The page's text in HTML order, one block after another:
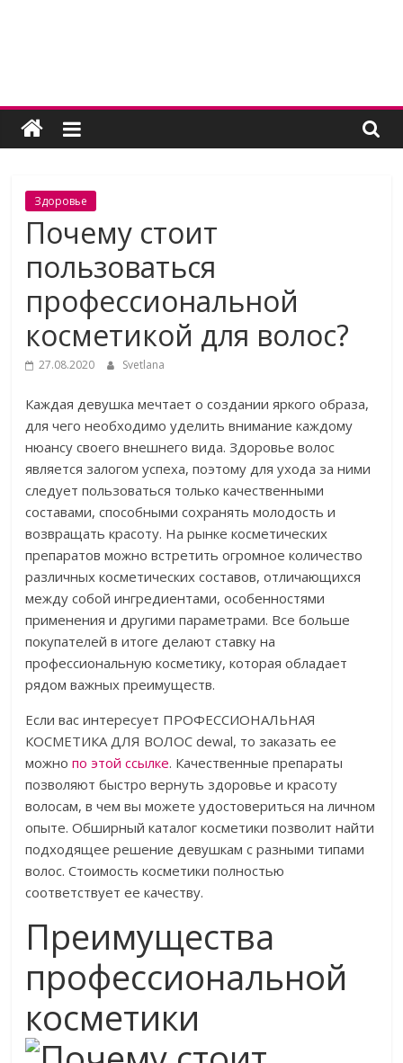
Женский
угодник
Блог
полезных
статей
для
женщин
Здоровье
Почему стоит
пользоваться
профессиональной
косметикой для волос?
27.08.2020 Svetlana
Каждая девушка мечтает о создании яркого образа,
для чего необходимо уделить внимание каждому
нюансу своего внешнего вида. Здоровье волос
является залогом успеха, поэтому для ухода за ними
следует пользоваться только качественными
составами, способными сохранять молодость и
возвращать красоту. На рынке косметических
препаратов можно встретить огромное количество
различных косметических составов, отличающихся
между собой ингредиентами, особенностями
применения и другими параметрами. Все больше
покупателей в итоге делают ставку на
профессиональную косметику, которая обладает
рядом важных преимуществ.
Если вас интересует ПРОФЕССИОНАЛЬНАЯ
КОСМЕТИКА ДЛЯ ВОЛОС dewal, то заказать ее
можнопо этой ссылке. Качественные препараты
позволяют быстро вернуть здоровье и красоту
волосам, в чем вы можете удостовериться на личном
опыте. Обширный каталог косметики позволит найти
подходящее решение девушкам с разными типами
волос. Стоимость косметики полностью
соответствует ее качеству.
Преимущества
профессиональной
косметики